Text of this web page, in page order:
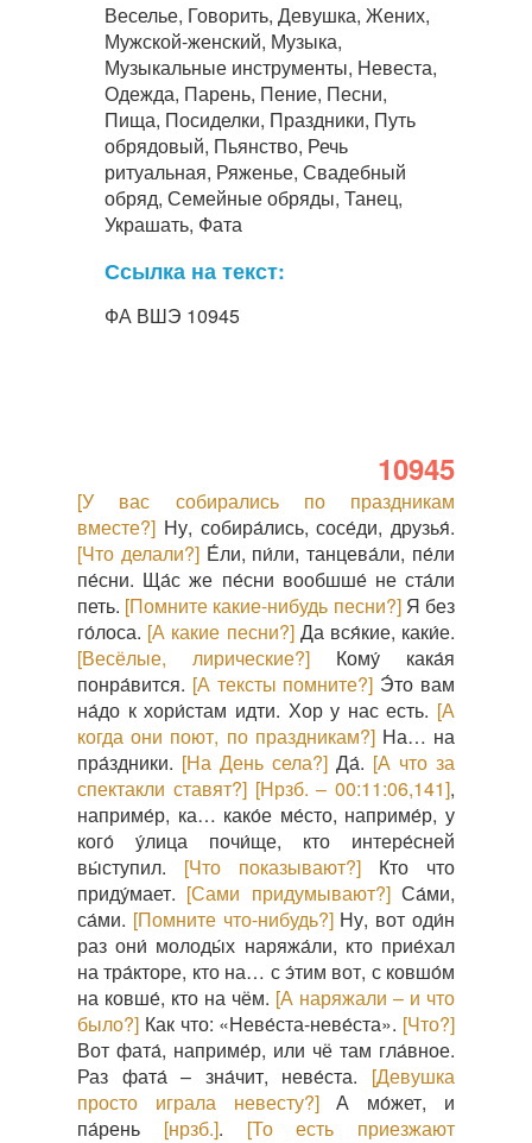
Веселье, Говорить, Девушка, Жених,
Мужской-женский, Музыка,
Музыкальные инструменты, Невеста,
Одежда, Парень, Пение, Песни,
Пища, Посиделки, Праздники, Путь
обрядовый, Пьянство, Речь
ритуальная, Ряженье, Свадебный
обряд, Семейные обряды, Танец,
Украшать, Фата
Ссылка на текст:
ФА ВШЭ 10945
10945
[У вас собирались по праздникам
вместе?] Ну, собира́лись, сосе́ди, друзья́.
[Что делали?]Е́ли, пи́ли, танцева́ли, пе́ли
пе́сни. Ща́с же пе́сни вообшше́ не ста́ли
петь. [Помните какие-нибудь песни?]Я без
го́лоса. [А какие песни?]Да вся́кие, каки́е.
[Весёлые, лирические?] Кому́ кака́я
понра́вится. [А тексты помните?] Э́то вам
на́до к хори́стам идти. Хор у нас есть. [А
когда они поют, по праздникам?]На… на
пра́здники. [На День села?] Да́. [А что за
спектакли ставят?] [Нрзб. – 00:11:06,141],
наприме́р, ка… како́е ме́сто, наприме́р, у
кого́ у́лица почи́ще, кто интере́сней
вы́ступил. [Что показывают?] Кто что
приду́мает. [Сами придумывают?]Са́ми,
са́ми. [Помните что-нибудь?]Ну, вот оди́н
раз они́ молоды́х наряжа́ли, кто прие́хал
на тра́кторе, кто на… с э́тим вот, с ковшо́м
на ковше́, кто на чём. [А наряжали – и что
было?] Как что: «Неве́ста-неве́ста». [Что?]
Вот фата́, наприме́р, или чё там гла́вное.
Раз фата́ – зна́чит, неве́ста. [Девушка
просто играла невесту?]А мо́жет, и
па́рень [нрзб.]. [То есть приезжают